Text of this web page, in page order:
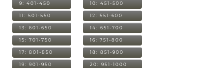
9: 401-450 10: 451-500
11: 501-550 12: 551-600
13: 601-650 14: 651-700
15: 701-750 16: 751-800
17: 801-850 18: 851-900
19: 901-950 20: 951-1000